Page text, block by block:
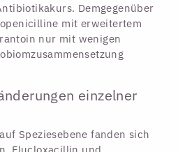
Demgegenüber
mit erweitertem
nur mit wenigen
einzelner
Speziesebene fanden sich
Flucloxacillin und